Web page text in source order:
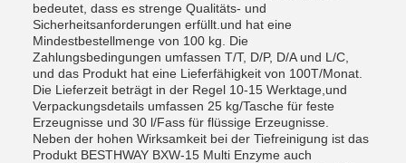
bedeutet, dass es strenge Qualitäts- und
Sicherheitsanforderungen erfüllt.und hat eine
Mindestbestellmenge von 100 kg. Die
Zahlungsbedingungen umfassen T/T, D/P, D/A und L/C,
und das Produkt hat eine Lieferfähigkeit von 100T/Monat.
Die Lieferzeit beträgt in der Regel 10-15 Werktage,und
Verpackungsdetails umfassen 25 kg/Tasche für feste
Erzeugnisse und 30 l/Fass für flüssige Erzeugnisse.
Neben der hohen Wirksamkeit bei der Tiefreinigung ist das
Produkt BESTHWAY BXW-15 Multi Enzyme auch